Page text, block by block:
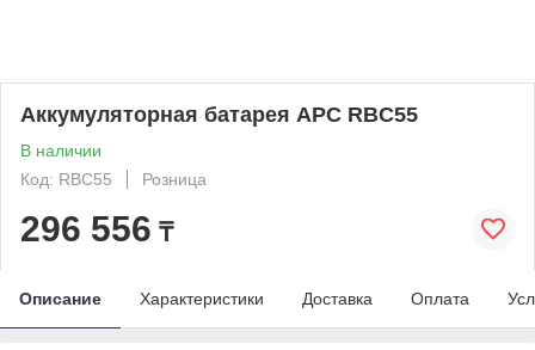
Аккумуляторная батарея APC RBC55
В наличии
Код: RBC55
Розница
296 556 ₸
Описание Характеристики Доставка Оплата